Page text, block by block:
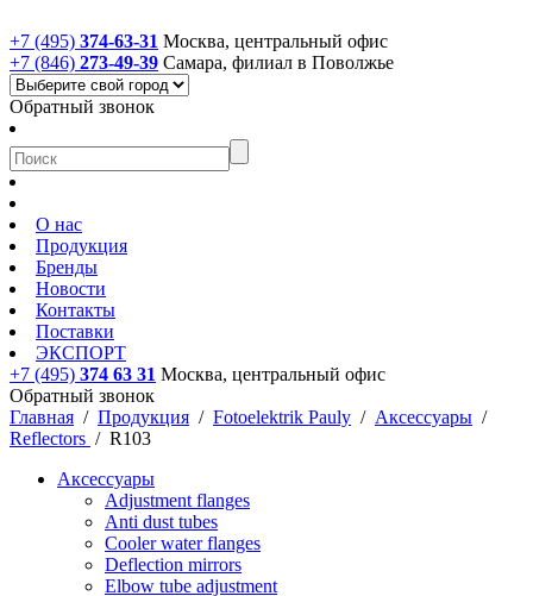
+7 (495) 374-63-31 Москва, центральный офис
+7 (846) 273-49-39 Самара, филиал в Поволжье
Обратный звонок
О нас
Продукция
Бренды
Новости
Контакты
Поставки
ЭКСПОРТ
+7 (495) 374 63 31 Москва, центральный офис
Обратный звонок
Главная / Продукция / Fotoelektrik Pauly / Аксессуары /
Reflectors / R103
Аксессуары
Adjustment flanges
Anti dust tubes
Cooler water flanges
Deflection mirrors
Elbow tube adjustment